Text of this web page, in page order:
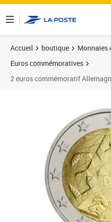
Accueil boutique
Monnaies
Euros commémoratives
2 euros commémoratif